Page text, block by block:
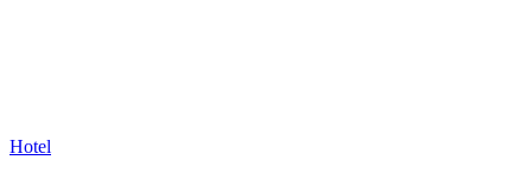
Hotel